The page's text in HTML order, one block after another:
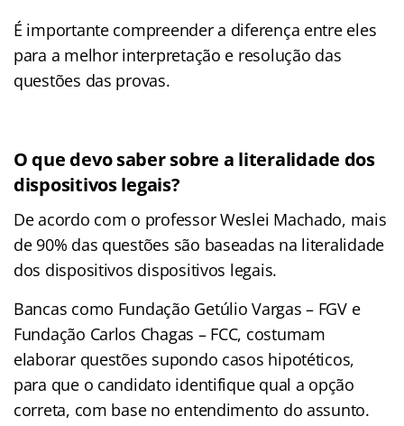
É importante compreender a diferença entre eles
para a melhor interpretação e resolução das
questões das provas.
O que devo saber sobre a literalidade dos
dispositivos legais?
De acordo com o professor Weslei Machado, mais
de 90% das questões são baseadas na literalidade
dos dispositivos dispositivos legais.
Bancas como Fundação Getúlio Vargas – FGV e
Fundação Carlos Chagas – FCC, costumam
elaborar questões supondo casos hipotéticos,
para que o candidato identifique qual a opção
correta, com base no entendimento do assunto.